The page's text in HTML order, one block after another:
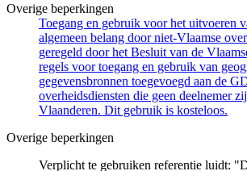
Overige beperkingen
Toegang en gebruik voor het uitvoeren
algemeen belang door niet-Vlaamse
geregeld door het Besluit van de
regels voor toegang en gebruik van
gegevensbronnen toegevoegd aan de
overheidsdiensten die geen deelnemer
Vlaanderen. Dit gebruik is kosteloos.
Overige beperkingen
Verplicht te gebruiken referentie luidt: